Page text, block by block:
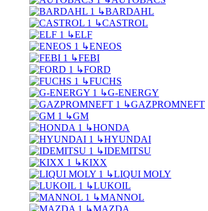
↳BARDAHL
↳CASTROL
↳ELF
↳ENEOS
↳FEBI
↳FORD
↳FUCHS
↳G-ENERGY
↳GAZPROMNEFT
↳GM
↳HONDA
↳HYUNDAI
↳IDEMITSU
↳KIXX
↳LIQUI MOLY
↳LUKOIL
↳MANNOL
↳MAZDA